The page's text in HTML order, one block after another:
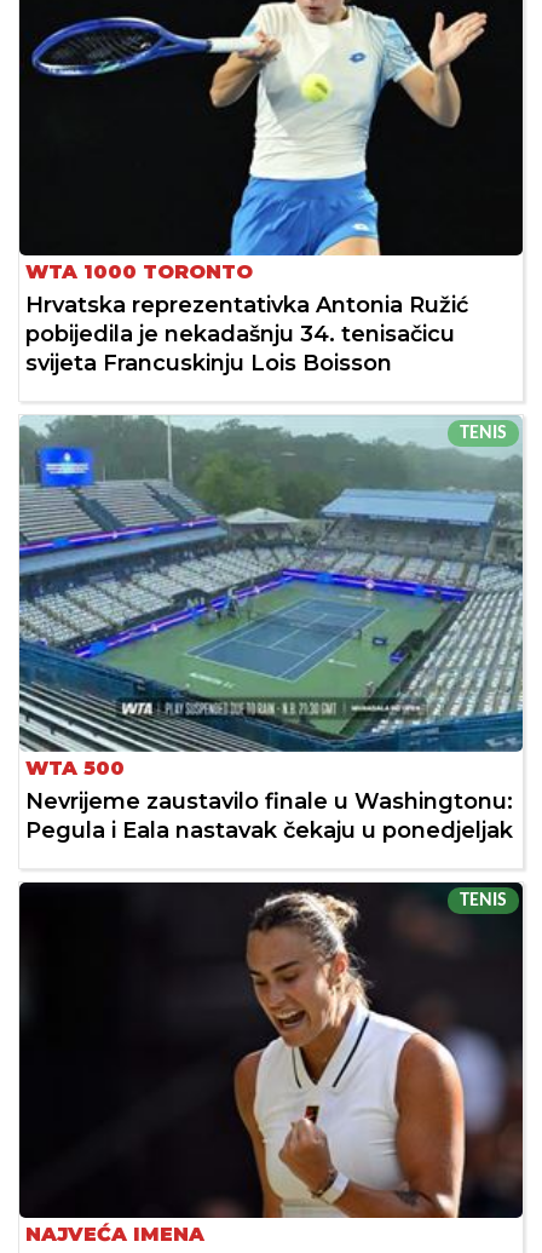
WTA 1000 TORONTO
Hrvatska reprezentativka Antonia Ružić
pobijedila je nekadašnju 34. tenisačicu
svijeta Francuskinju Lois Boisson
TENIS
WTA 500
Nevrijeme zaustavilo finale u Washingtonu:
Pegula i Eala nastavak čekaju u ponedjeljak
TENIS
NAJVEĆA IMENA